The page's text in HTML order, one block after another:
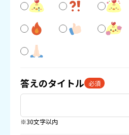
答えのタイトル 必須
※30文字以内